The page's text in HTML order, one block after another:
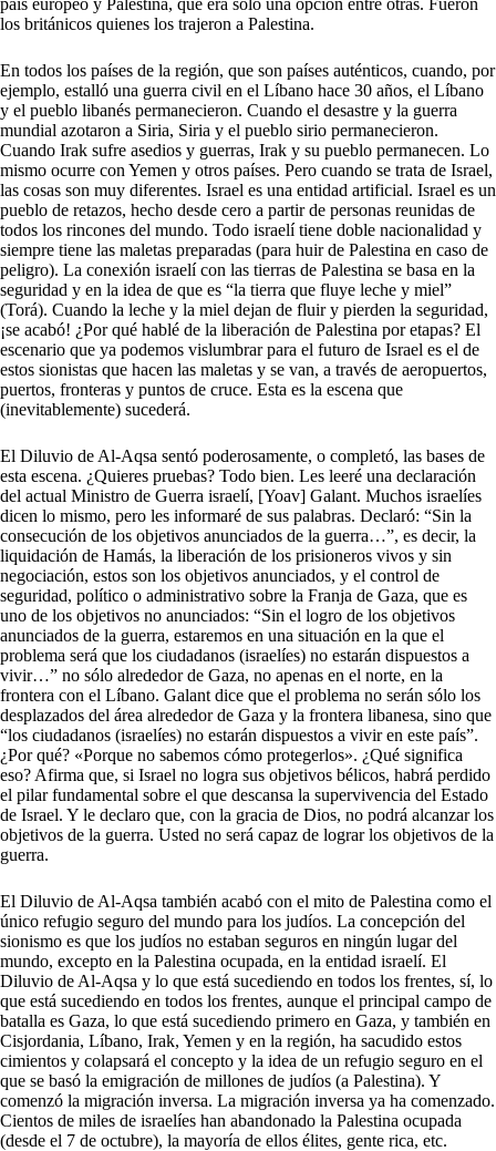
país europeo y Palestina, que era sólo una opción entre otras. Fueron
los británicos quienes los trajeron a Palestina.
En todos los países de la región, que son países auténticos, cuando, por
ejemplo, estalló una guerra civil en el Líbano hace 30 años, el Líbano
y el pueblo libanés permanecieron. Cuando el desastre y la guerra
mundial azotaron a Siria, Siria y el pueblo sirio permanecieron.
Cuando Irak sufre asedios y guerras, Irak y su pueblo permanecen. Lo
mismo ocurre con Yemen y otros países. Pero cuando se trata de Israel,
las cosas son muy diferentes. Israel es una entidad artificial. Israel es un
pueblo de retazos, hecho desde cero a partir de personas reunidas de
todos los rincones del mundo. Todo israelí tiene doble nacionalidad y
siempre tiene las maletas preparadas (para huir de Palestina en caso de
peligro). La conexión israelí con las tierras de Palestina se basa en la
seguridad y en la idea de que es “la tierra que fluye leche y miel”
(Torá). Cuando la leche y la miel dejan de fluir y pierden la seguridad,
¡se acabó! ¿Por qué hablé de la liberación de Palestina por etapas? El
escenario que ya podemos vislumbrar para el futuro de Israel es el de
estos sionistas que hacen las maletas y se van, a través de aeropuertos,
puertos, fronteras y puntos de cruce. Esta es la escena que
(inevitablemente) sucederá.
El Diluvio de Al-Aqsa sentó poderosamente, o completó, las bases de
esta escena. ¿Quieres pruebas? Todo bien. Les leeré una declaración
del actual Ministro de Guerra israelí, [Yoav] Galant. Muchos israelíes
dicen lo mismo, pero les informaré de sus palabras. Declaró: “Sin la
consecución de los objetivos anunciados de la guerra…”, es decir, la
liquidación de Hamás, la liberación de los prisioneros vivos y sin
negociación, estos son los objetivos anunciados, y el control de
seguridad, político o administrativo sobre la Franja de Gaza, que es
uno de los objetivos no anunciados: “Sin el logro de los objetivos
anunciados de la guerra, estaremos en una situación en la que el
problema será que los ciudadanos (israelíes) no estarán dispuestos a
vivir…” no sólo alrededor de Gaza, no apenas en el norte, en la
frontera con el Líbano. Galant dice que el problema no serán sólo los
desplazados del área alrededor de Gaza y la frontera libanesa, sino que
“los ciudadanos (israelíes) no estarán dispuestos a vivir en este país”.
¿Por qué? «Porque no sabemos cómo protegerlos». ¿Qué significa
eso? Afirma que, si Israel no logra sus objetivos bélicos, habrá perdido
el pilar fundamental sobre el que descansa la supervivencia del Estado
de Israel. Y le declaro que, con la gracia de Dios, no podrá alcanzar los
objetivos de la guerra. Usted no será capaz de lograr los objetivos de la
guerra.
El Diluvio de Al-Aqsa también acabó con el mito de Palestina como el
único refugio seguro del mundo para los judíos. La concepción del
sionismo es que los judíos no estaban seguros en ningún lugar del
mundo, excepto en la Palestina ocupada, en la entidad israelí. El
Diluvio de Al-Aqsa y lo que está sucediendo en todos los frentes, sí, lo
que está sucediendo en todos los frentes, aunque el principal campo de
batalla es Gaza, lo que está sucediendo primero en Gaza, y también en
Cisjordania, Líbano, Irak, Yemen y en la región, ha sacudido estos
cimientos y colapsará el concepto y la idea de un refugio seguro en el
que se basó la emigración de millones de judíos (a Palestina). Y
comenzó la migración inversa. La migración inversa ya ha comenzado.
Cientos de miles de israelíes han abandonado la Palestina ocupada
(desde el 7 de octubre), la mayoría de ellos élites, gente rica, etc.